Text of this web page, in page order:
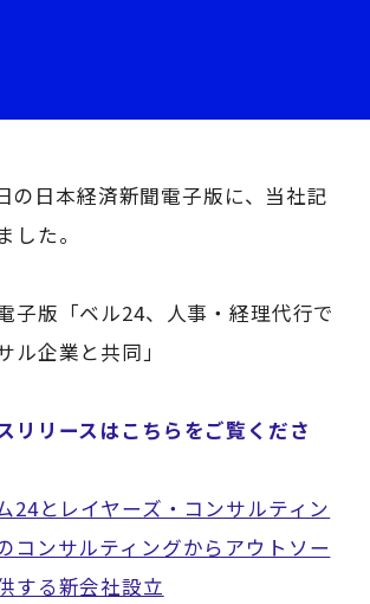
の日本経済新聞電子版に、当社記
した。
子版「ベル24、人事・経理代行で
企業と共同」
リリースはこちらをご覧くださ
24とレイヤーズ・コンサルティン
コンサルティングからアウトソー
する新会社設立